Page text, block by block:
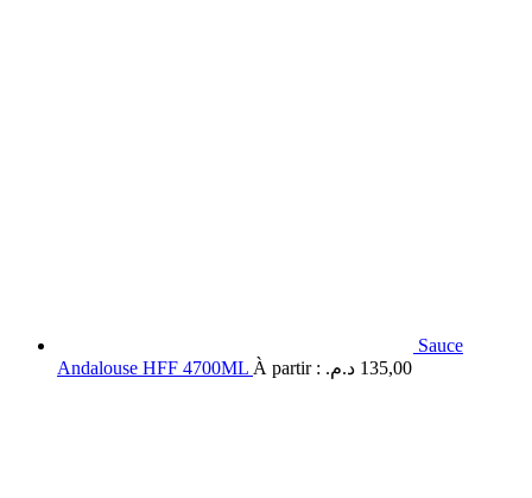
Sauce
Andalouse HFF 4700ML À partir : 135,00 د.م.